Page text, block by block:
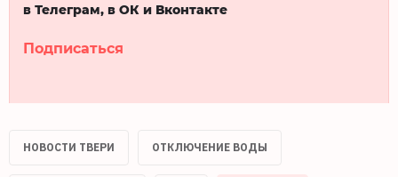
в Телеграм, в ОК и Вконтакте
Подписаться
НОВОСТИ ТВЕРИ ОТКЛЮЧЕНИЕ ВОДЫ